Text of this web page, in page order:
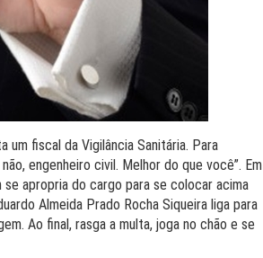
um fiscal da Vigilância Sanitária. Para
engenheiro civil. Melhor do que você”. Em
se apropria do cargo para se colocar acima
Almeida Prado Rocha Siqueira liga para
Ao final, rasga a multa, joga no chão e se